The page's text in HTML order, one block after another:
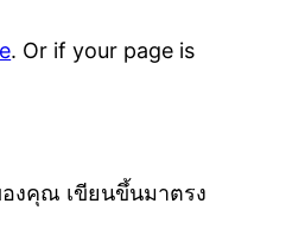
. Or if your page is
งคุณ เขียนขึ้นมาตรง